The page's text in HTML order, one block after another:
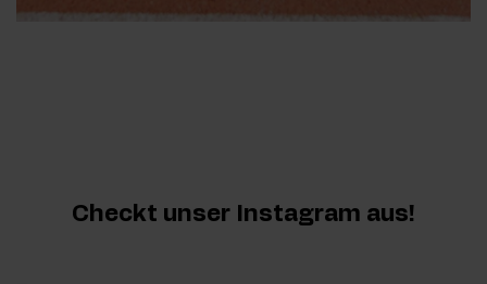
Checkt unser Instagram aus!